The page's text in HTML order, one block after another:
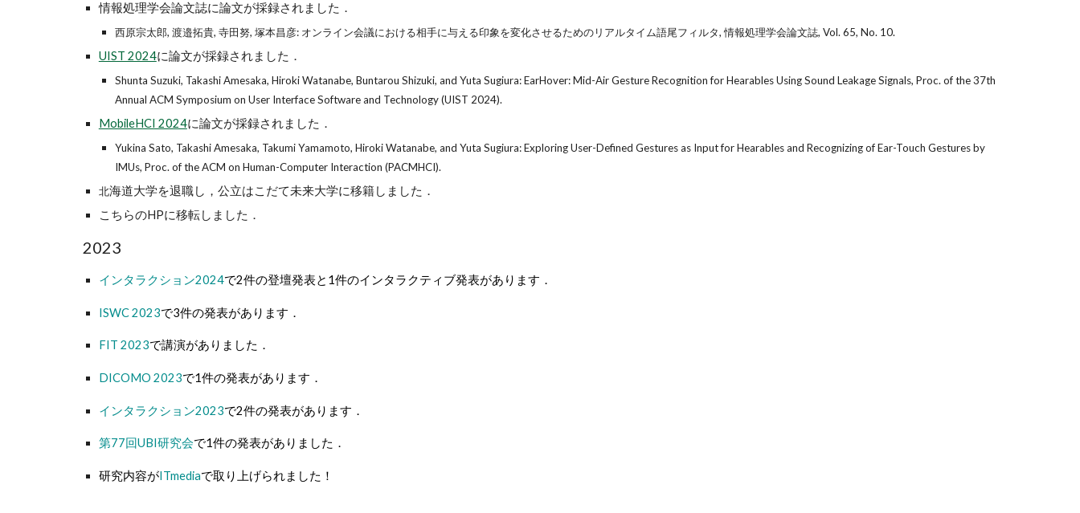
情報処理学会論文誌に論文が採録されました．
西原宗太郎, 渡邉拓貴, 寺田努, 塚本昌彦: オンライン会議における相手に与える印象を変化させるためのリアルタイム語尾フィルタ, 情報処理学会論文誌, Vol. 65, No. 10.
UIST 2024に論文が採録されました．
Shunta Suzuki, Takashi Amesaka, Hiroki Watanabe, Buntarou Shizuki, and Yuta Sugiura: EarHover: Mid-Air Gesture Recognition for Hearables Using Sound Leakage Signals, Proc. of the 37th
Annual ACM Symposium on User Interface Software and Technology (UIST 2024).
MobileHCI 2024に論文が採録されました．
Yukina Sato, Takashi Amesaka, Takumi Yamamoto, Hiroki Watanabe, and Yuta Sugiura: Exploring User-Defined Gestures as Input for Hearables and Recognizing of Ear-Touch Gestures by
IMUs, Proc. of the ACM on Human-Computer Interaction (PACMHCI).
北海道大学を退職し，公立はこだて未来大学に移籍しました．
こちらのHPに移転しました．
2023
インタラクション2024で2件の登壇発表と1件のインタラクティブ発表があります．
ISWC 2023で3件の発表があります．
FIT 2023で講演がありました．
DICOMO 2023で1件の発表があります．
インタラクション2023で2件の発表があります．
第77回UBI研究会で1件の発表がありました．
研究内容がITmediaで取り上げられました！